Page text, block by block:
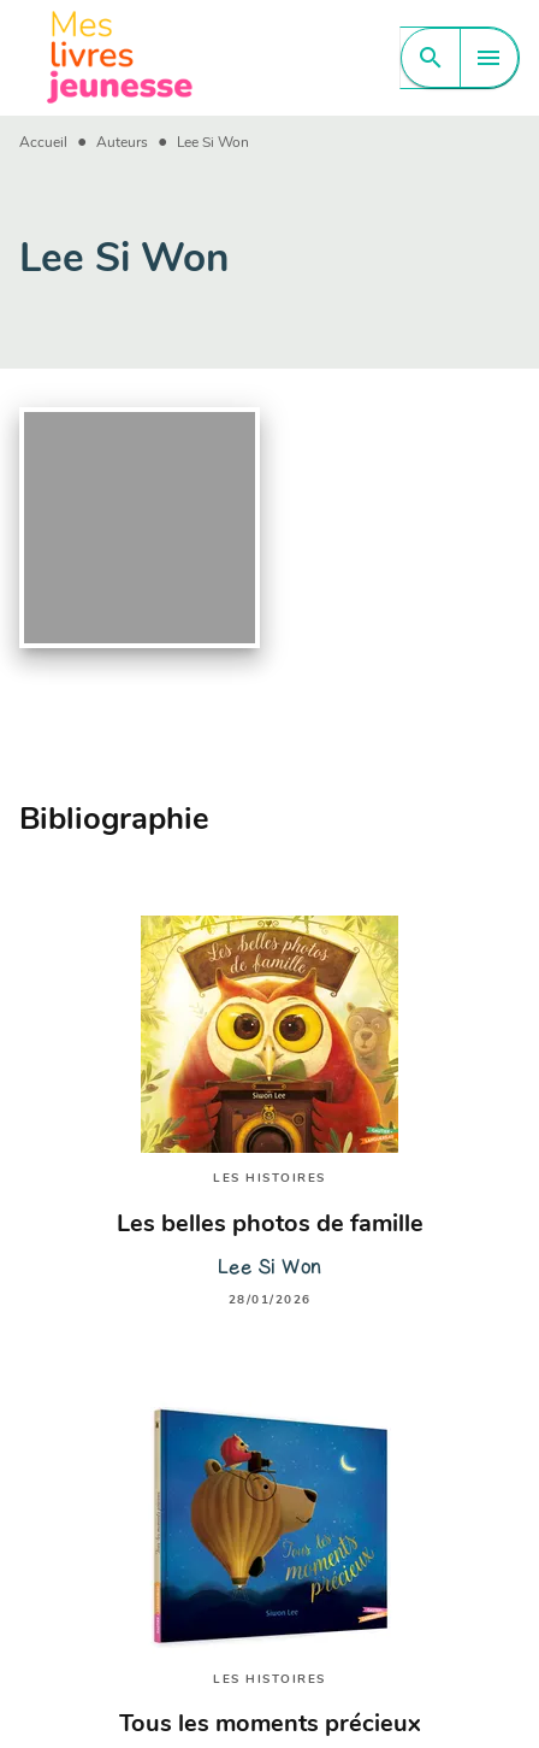
MENU CONTENU
PIED DE PAGE
search menu
Accueil • Auteurs • Lee Si Won
Lee Si Won
Bibliographie
LES HISTOIRES
Les belles photos de famille
Lee Si Won
28/01/2026
LES HISTOIRES
Tous les moments précieux